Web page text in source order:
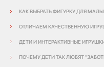
КАК ВЫБРАТЬ ФИГУРКУ ДЛЯ
ОТЛИЧАЕМ КАЧЕСТВЕННУЮ
ДЕТИ И ИНТЕРАКТИВНЫЕ
ПОЧЕМУ ДЕТИ ТАК ЛЮБЯТ